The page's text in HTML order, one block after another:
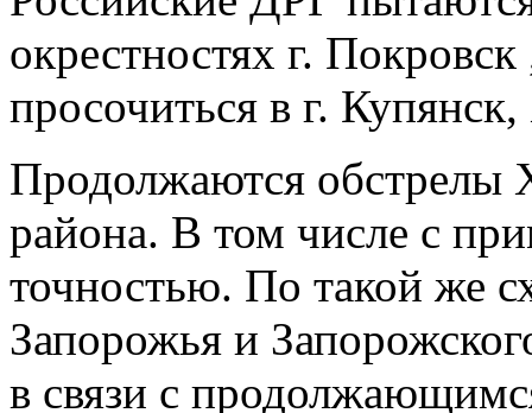
окрестностях г.
просочиться в г.
Продолжаются обстрелы
района. В том числе с
точностью. По такой же
Запорожья и
в связи с